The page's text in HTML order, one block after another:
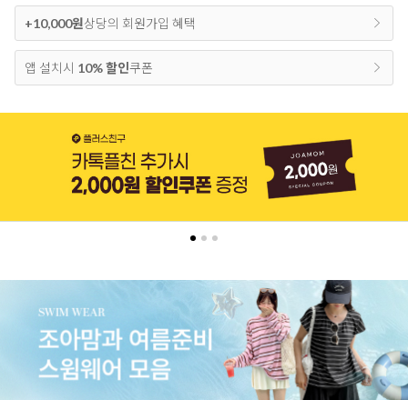
+10,000원상당의 회원가입 혜택
앱 설치시 10% 할인쿠폰